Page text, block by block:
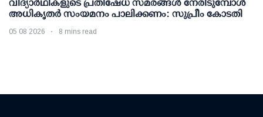
വിദ്യാര്‍ഥികളുടെ പ്രതിഷേധ സമരങ്ങള്‍ നേരിടുമ്പോള്‍
അധികൃതര്‍ സംയമനം പാലിക്കണം: സുപ്രീം കോടതി
05 08 2026 8 mins read